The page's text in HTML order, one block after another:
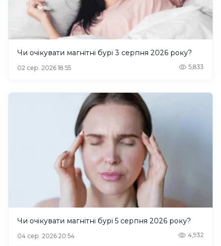
Чи очікувати магнітні бурі 3 серпня 2026 року?
02 сер. 2026 18:55 5,833
Чи очікувати магнітні бурі 5 серпня 2026 року?
04 сер. 2026 20:54 4,932